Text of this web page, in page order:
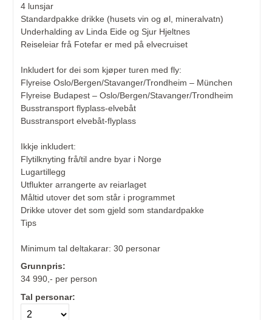
4 lunsjar
Standardpakke drikke (husets vin og øl, mineralvatn)
Underhalding av Linda Eide og Sjur Hjeltnes
Reiseleiar frå Fotefar er med på elvecruiset
Inkludert for dei som kjøper turen med fly:
Flyreise Oslo/Bergen/Stavanger/Trondheim – München
Flyreise Budapest – Oslo/Bergen/Stavanger/Trondheim
Busstransport flyplass-elvebåt
Busstransport elvebåt-flyplass
Ikkje inkludert:
Flytilknyting frå/til andre byar i Norge
Lugartillegg
Utflukter arrangerte av reiarlaget
Måltid utover det som står i programmet
Drikke utover det som gjeld som standardpakke
Tips
Minimum tal deltakarar: 30 personar
Grunnpris:
34 990,- per person
Tal personar: